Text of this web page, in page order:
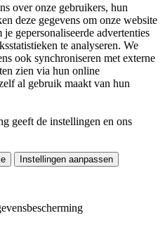
over onze gebruikers, hun
deze gegevens om onze website
gepersonaliseerde advertenties
te analyseren. We
ook synchroniseren met externe
zien via hun online
al gebruik maakt van hun
geeft de instellingen en ons
Instellingen aanpassen